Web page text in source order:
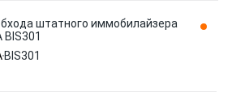
штатного иммобилайзера
BIS301
BIS301